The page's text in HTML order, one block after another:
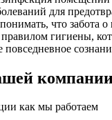
для
что забота о
гигиены,
как мы работаем